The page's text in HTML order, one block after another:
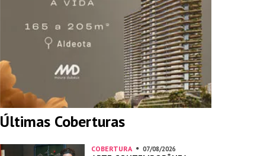
Últimas Coberturas
COBERTURA 07/08/2026